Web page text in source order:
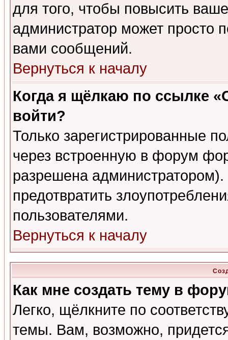
для того, чтобы повысить
администратор может просто
вами сообщений.
Вернуться к началу
Когда я щёлкаю по ссылке
войти?
Только зарегистрированные
через встроенную в форум
разрешена
предотвратить
пользователями.
Вернуться к началу
Как мне создать тему в
Легко, щёлкните по
темы. Вам, возможно,